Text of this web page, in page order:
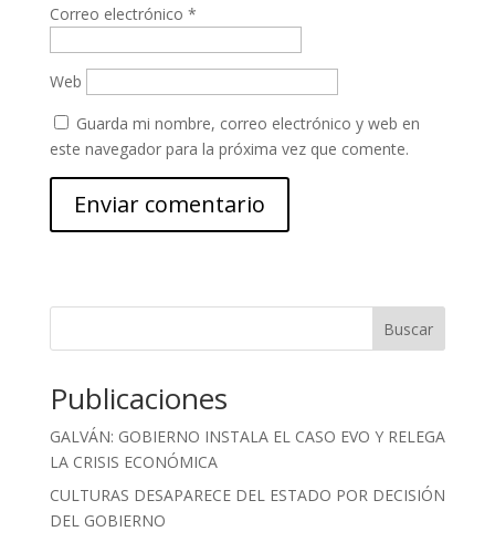
Correo electrónico *
Web
Guarda mi nombre, correo electrónico y web en
este navegador para la próxima vez que comente.
Buscar
Publicaciones
GALVÁN: GOBIERNO INSTALA EL CASO EVO Y RELEGA
LA CRISIS ECONÓMICA
CULTURAS DESAPARECE DEL ESTADO POR DECISIÓN
DEL GOBIERNO